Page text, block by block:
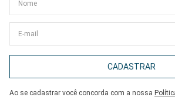
CADASTRAR
Ao se cadastrar você concorda com a nossa